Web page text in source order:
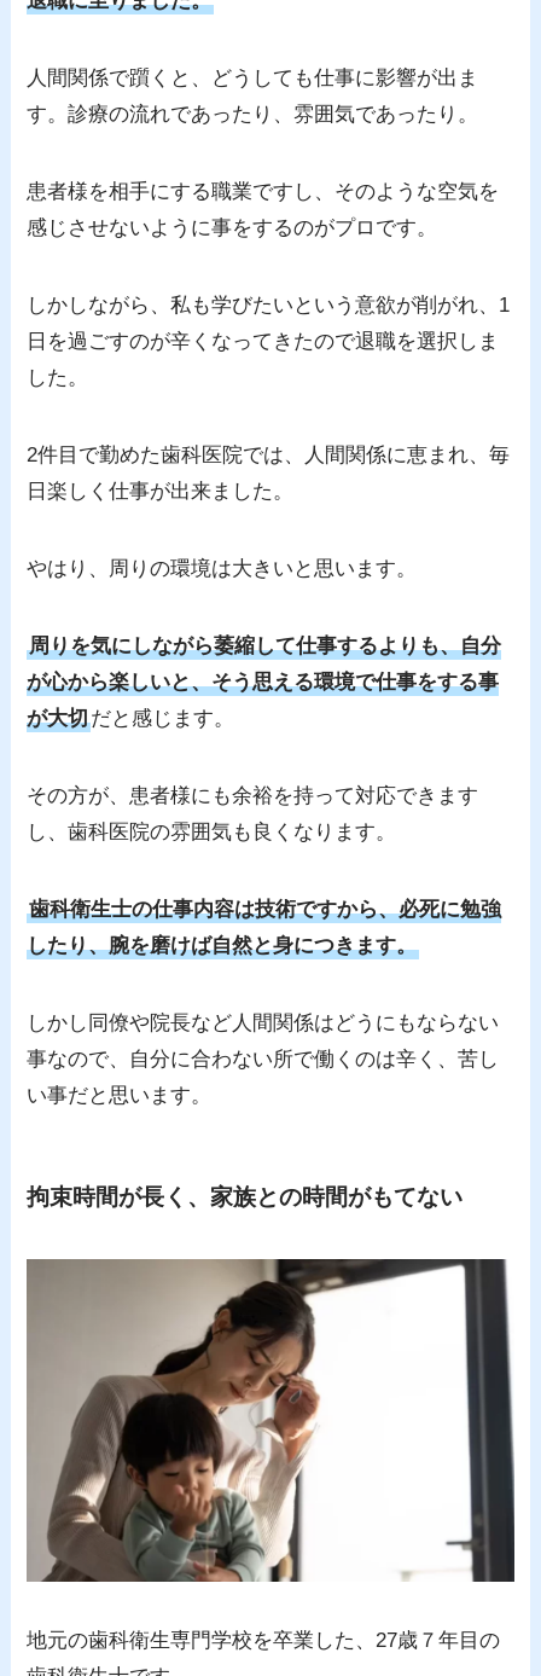
人間関係で躓くと、どうしても仕事に影響が出ま
す。診療の流れであったり、雰囲気であったり。
患者様を相手にする職業ですし、そのような空気を
感じさせないように事をするのがプロです。
しかしながら、私も学びたいという意欲が削がれ、1
日を過ごすのが辛くなってきたので退職を選択しま
した。
2件目で勤めた歯科医院では、人間関係に恵まれ、毎
日楽しく仕事が出来ました。
やはり、周りの環境は大きいと思います。
周りを気にしながら萎縮して仕事するよりも、自分
が心から楽しいと、そう思える環境で仕事をする事
が大切だと感じます。
その方が、患者様にも余裕を持って対応できます
し、歯科医院の雰囲気も良くなります。
歯科衛生士の仕事内容は技術ですから、必死に勉強
したり、腕を磨けば自然と身につきます。
しかし同僚や院長など人間関係はどうにもならない
事なので、自分に合わない所で働くのは辛く、苦し
い事だと思います。
拘束時間が長く、家族との時間がもてない
地元の歯科衛生専門学校を卒業した、27歳７年目の